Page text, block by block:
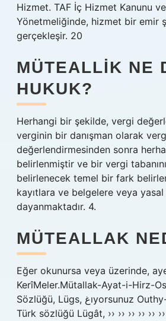
Hizmet. TAF İç Hizmet Kanunu
Yönetmeliğinde, hizmet bir emir
gerçekleşir. 20
MÜTEALLIK NE
HUKUK?
Herhangi bir şekilde, vergi
verginin bir danışman olarak
değerlendirmesinden sonra
belirlenmiştir ve bir vergi
belirlenecek temel bir fark
kayıtlara ve belgelere veya
dayanmaktadır. 4.
MÜTEALLAK
Eğer okunursa veya üzerinde,
KerîMeler.Mütallak-Ayat-i-Hirz-
Sözlüğü, Lügs, غıyorsunuz Outhy-Osmant-Osmant
Türk sözlüğü Lügât, ›› ›› ›› ›› ›› ››